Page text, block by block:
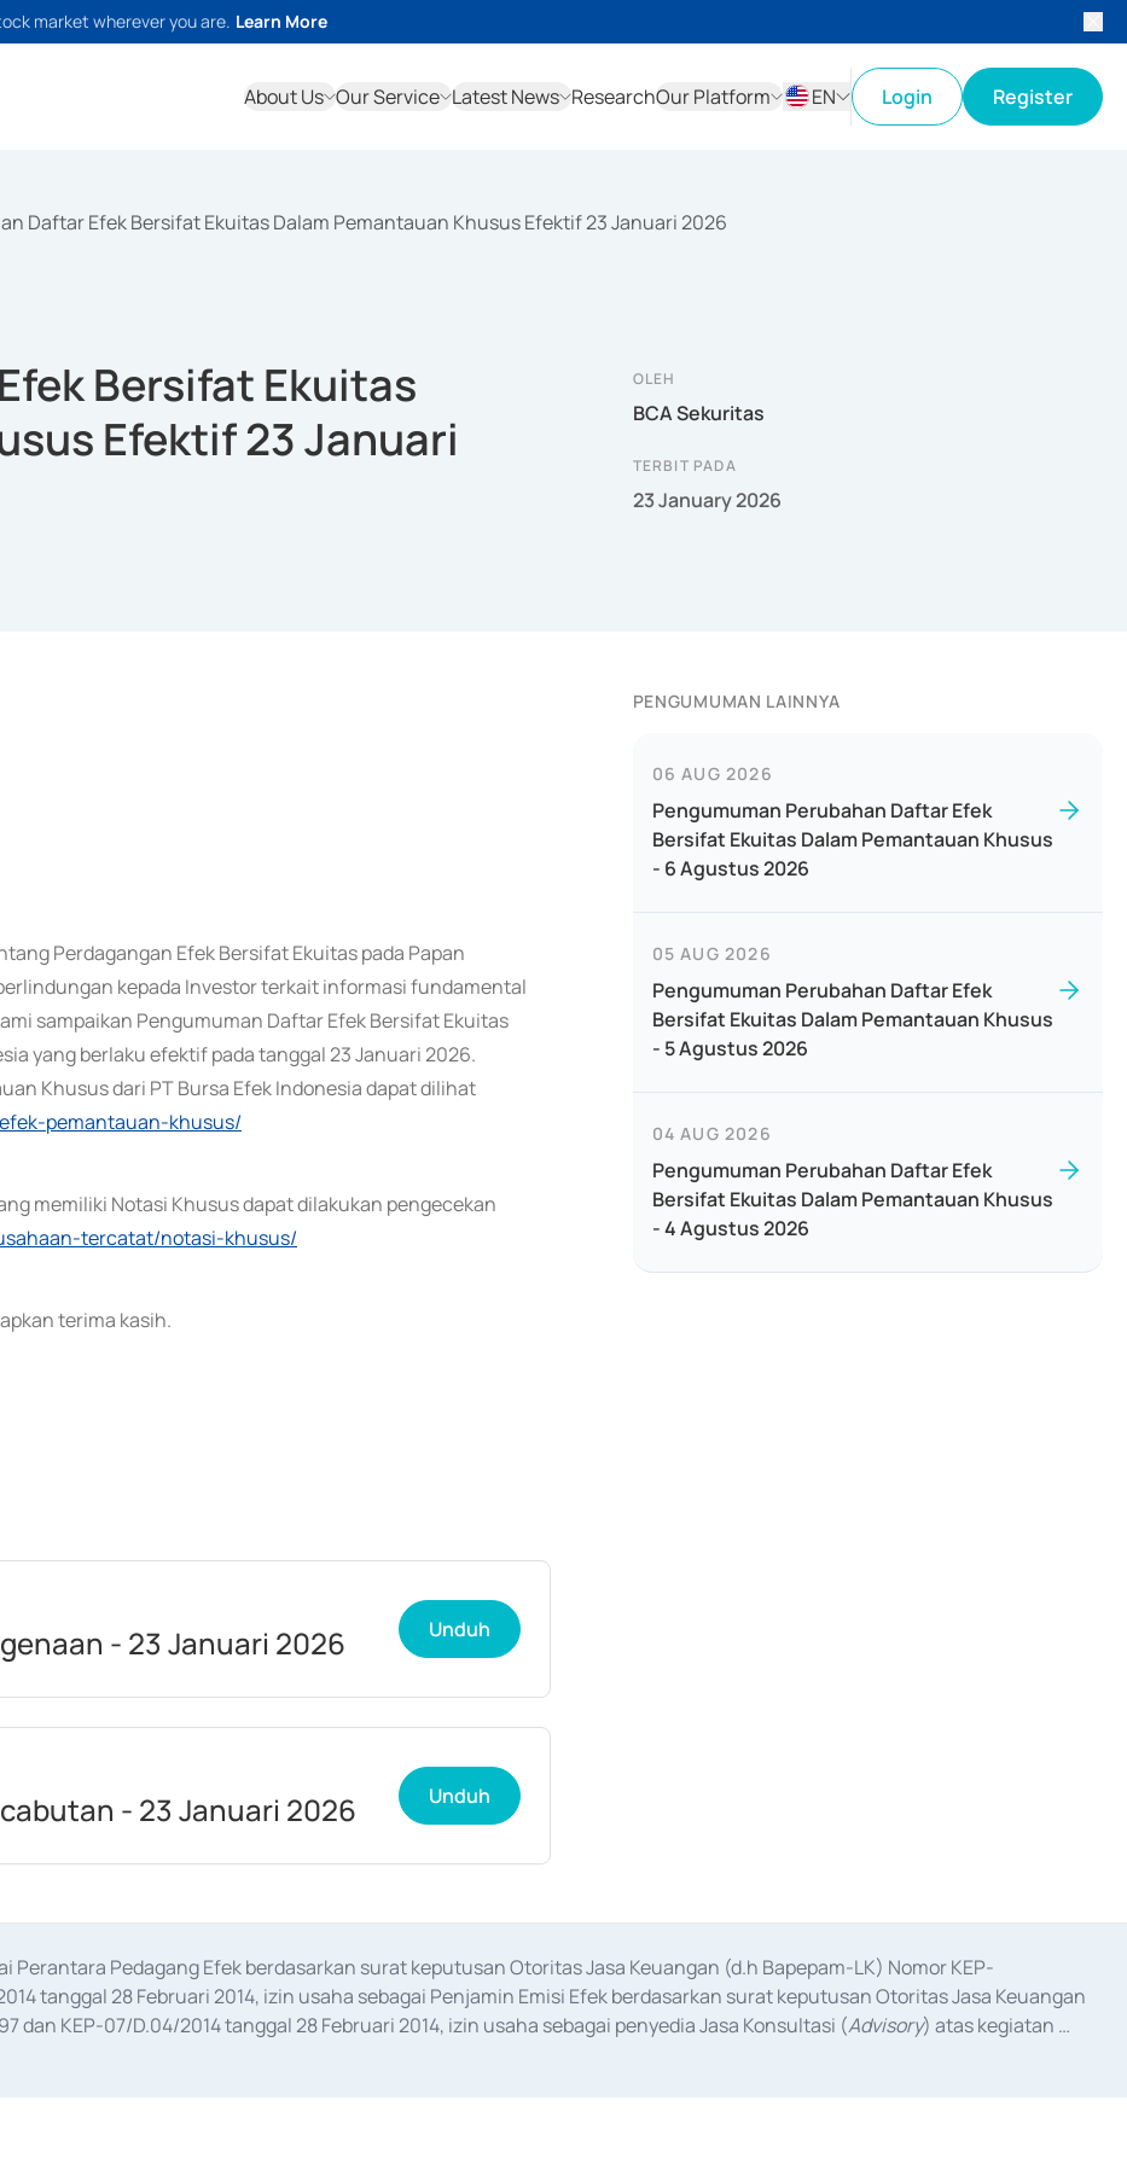
market wherever you are. Learn More
About Us Our Service Latest News ResearchOur Platform
EN
Login Register
Daftar Efek Bersifat Ekuitas Dalam Pemantauan Khusus Efektif 23 Januari 2026
Bersifat Ekuitas
Efektif 23 Januari
OLEH
BCA Sekuritas
TERBIT PADA
23 January 2026
Perdagangan Efek Bersifat Ekuitas pada Papan
kepada Investor terkait informasi fundamental
sampaikan Pengumuman Daftar Efek Bersifat Ekuitas
yang berlaku efektif pada tanggal 23 Januari 2026.
Khusus dari PT Bursa Efek Indonesia dapat dilihat
pemantauan-khusus/
memiliki Notasi Khusus dapat dilakukan pengecekan
tercatat/notasi-khusus/
terima kasih.
- 23 Januari 2026 Unduh
- 23 Januari 2026 Unduh
PENGUMUMAN LAINNYA
06 AUG 2026
Pengumuman Perubahan Daftar Efek
Bersifat Ekuitas Dalam Pemantauan Khusus
- 6 Agustus 2026
05 AUG 2026
Pengumuman Perubahan Daftar Efek
Bersifat Ekuitas Dalam Pemantauan Khusus
- 5 Agustus 2026
04 AUG 2026
Pengumuman Perubahan Daftar Efek
Bersifat Ekuitas Dalam Pemantauan Khusus
- 4 Agustus 2026
Perantara Pedagang Efek berdasarkan surat keputusan Otoritas Jasa Keuangan (d.h Bapepam-LK) Nomor KEP-
tanggal 28 Februari 2014, izin usaha sebagai Penjamin Emisi Efek berdasarkan surat keputusan Otoritas Jasa Keuangan
dan KEP-07/D.04/2014 tanggal 28 Februari 2014, izin usaha sebagai penyedia Jasa Konsultasi (Advisory) atas kegiatan